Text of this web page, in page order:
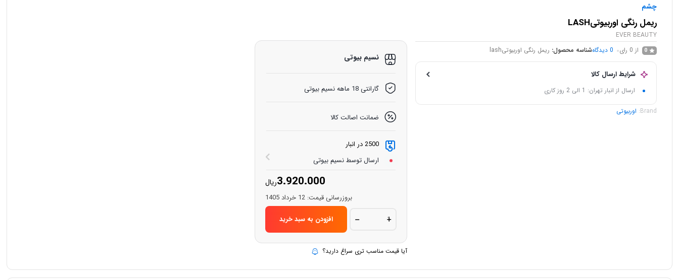
چشم
ریمل رنگی اوربیوتیLASH
EVER BEAUTY
0 از 0 رای 0 دیدگاهشناسه محصول: ریمل رنگی اوربیوتیlash
شرایط ارسال کالا
ارسال از انبار تهران: 1 الی 2 روز کاری
Brand: اوربیوتی
نسیم بیوتی
گارانتی 18 ماهه نسیم بیوتی
ضمانت اصالت کالا
2500 در انبار
ارسال توسط نسیم بیوتی
3.920.000ریال
بروزرسانی قیمت:12 خرداد 1405
ریمل
رنگی
quantity
افزودن به سبد خرید
آیا قیمت مناسب تری سراغ دارید؟